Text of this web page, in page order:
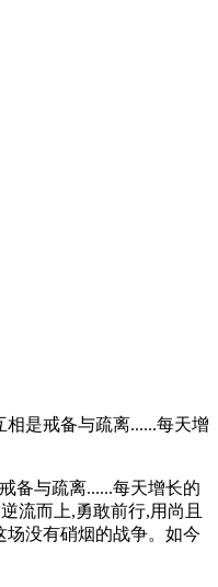
是戒备与疏离......每天增
备与疏离......每天增长的
流而上,勇敢前行,用尚且
没有硝烟的战争。如今